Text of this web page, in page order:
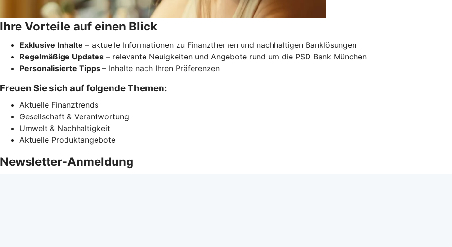
Ihre Vorteile auf einen Blick
Exklusive Inhalte – aktuelle Informationen zu Finanzthemen und nachhaltigen Banklösungen
Regelmäßige Updates – relevante Neuigkeiten und Angebote rund um die PSD Bank München
Personalisierte Tipps – Inhalte nach Ihren Präferenzen
Freuen Sie sich auf folgende Themen:
Aktuelle Finanztrends
Gesellschaft & Verantwortung
Umwelt & Nachhaltigkeit
Aktuelle Produktangebote
Newsletter-Anmeldung